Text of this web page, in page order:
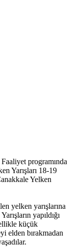
programında
Yarışları 18-19
Yelken
yelken yarışlarına
yapıldığı
küçük
elden bırakmadan